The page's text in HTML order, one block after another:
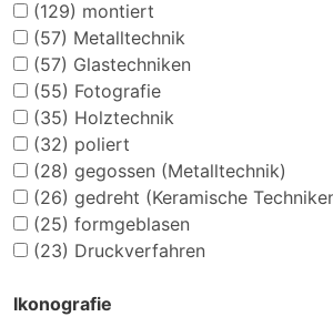
(129) montiert
(57) Metalltechnik
(57) Glastechniken
(55) Fotografie
(35) Holztechnik
(32) poliert
(28) gegossen (Metalltechnik)
(26) gedreht (Keramische
(25) formgeblasen
(23) Druckverfahren
Ikonografie